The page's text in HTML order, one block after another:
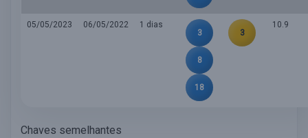
05/05/2023 06/05/2022
1 dias
3
8
18
3
10.9
Chaves semelhantes